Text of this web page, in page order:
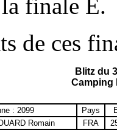
finale E.
de ces
Blitz du
Camping
: 2099 Pays
Romain FRA